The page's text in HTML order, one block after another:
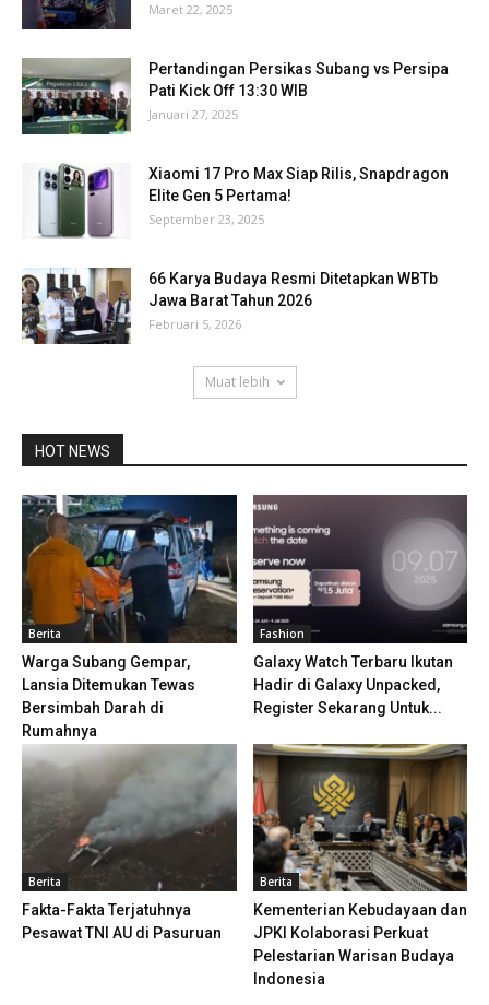
Maret 22, 2025
Pertandingan Persikas Subang vs Persipa
Pati Kick Off 13:30 WIB
Januari 27, 2025
Xiaomi 17 Pro Max Siap Rilis, Snapdragon
Elite Gen 5 Pertama!
September 23, 2025
66 Karya Budaya Resmi Ditetapkan WBTb
Jawa Barat Tahun 2026
Februari 5, 2026
Muat lebih
HOT NEWS
Berita
Warga Subang Gempar,
Lansia Ditemukan Tewas
Bersimbah Darah di
Rumahnya
Fashion
Galaxy Watch Terbaru Ikutan
Hadir di Galaxy Unpacked,
Register Sekarang Untuk...
Berita
Fakta-Fakta Terjatuhnya
Pesawat TNI AU di Pasuruan
Berita
Kementerian Kebudayaan dan
JPKI Kolaborasi Perkuat
Pelestarian Warisan Budaya
Indonesia